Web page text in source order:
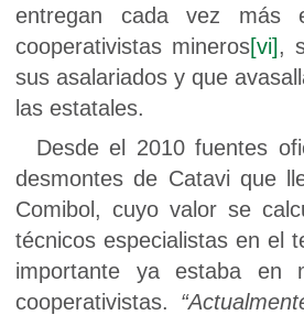
entregan cada vez más
cooperativistas mineros[vi] ,
sus asalariados y que
las estatales.
Desde el 2010 fuentes
desmontes de Catavi que
Comibol, cuyo valor se
técnicos especialistas en el
importante ya estaba en
cooperativistas.